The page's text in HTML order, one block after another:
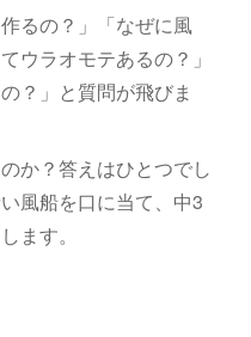
るの？」「なぜに風
ウラオモテあるの？」
？」と質問が飛びま
か？答えはひとつでし
風船を口に当て、中3
ます。